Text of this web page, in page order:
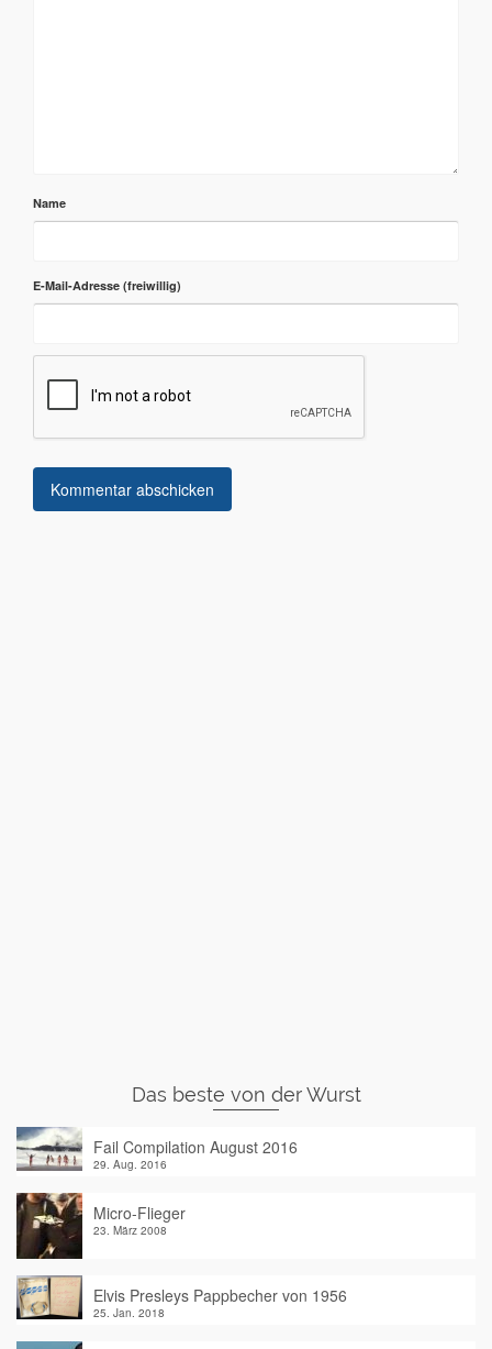
Name
E-Mail-Adresse
Das beste von der Wurst
Fail Compilation August 2016
29. Aug. 2016
Micro-Flieger
23. März 2008
Elvis Presleys Pappbecher von 1956
25. Jan. 2018